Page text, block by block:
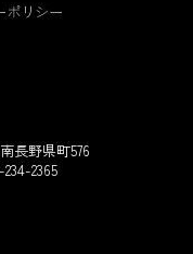
ポリシー
長野県町576
2365